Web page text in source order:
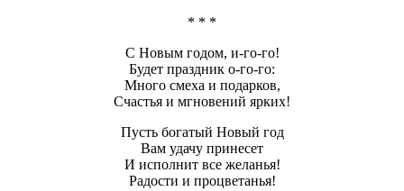
* * *
С Новым годом, и-го-го!
Будет праздник о-го-го:
Много смеха и подарков,
Счастья и мгновений ярких!
Пусть богатый Новый год
Вам удачу принесет
И исполнит все желанья!
Радости и процветанья!